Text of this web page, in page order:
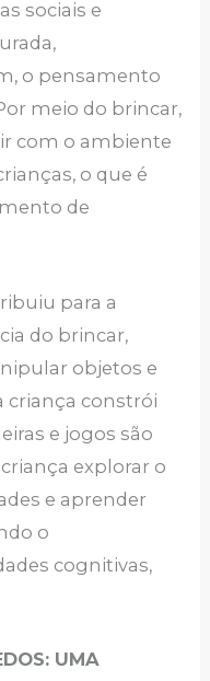
sociais e
o pensamento
meio do brincar,
com o ambiente
o que é
de
para a
do brincar,
objetos e
criança constrói
e jogos são
explorar o
e aprender
o
cognitivas,
UMA